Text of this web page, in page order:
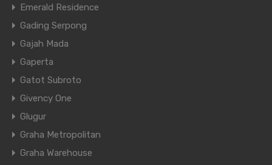
Emerald Residence
Gading Serpong
Gajah Mada
Gaperta
Gatot Subroto
Givency One
Glugur
Graha Metropolitan
Graha Warehouse